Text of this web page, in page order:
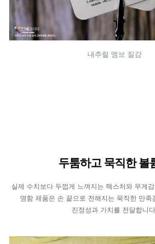
내추럴 엠보 질감
두툼하고 묵직한 볼
실제 수치보다 두껍게 느껴지는 텍스처와 무게
명함 제품은 손 끝으로 전해지는 묵직한 만족
진정성과 가치를 전달합니다.